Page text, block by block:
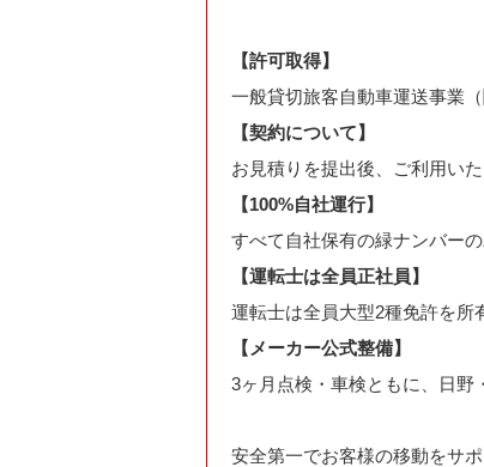
【許可取得】
一般貸切旅客自動車運送事業
【契約について】
お見積りを提出後、ご利用い
【100%自社運行】
すべて自社保有の緑ナンバー
【運転士は全員正社員】
運転士は全員大型2種免許を所
【メーカー公式整備】
3ヶ月点検・車検ともに、日野
安全第一でお客様の移動をサ